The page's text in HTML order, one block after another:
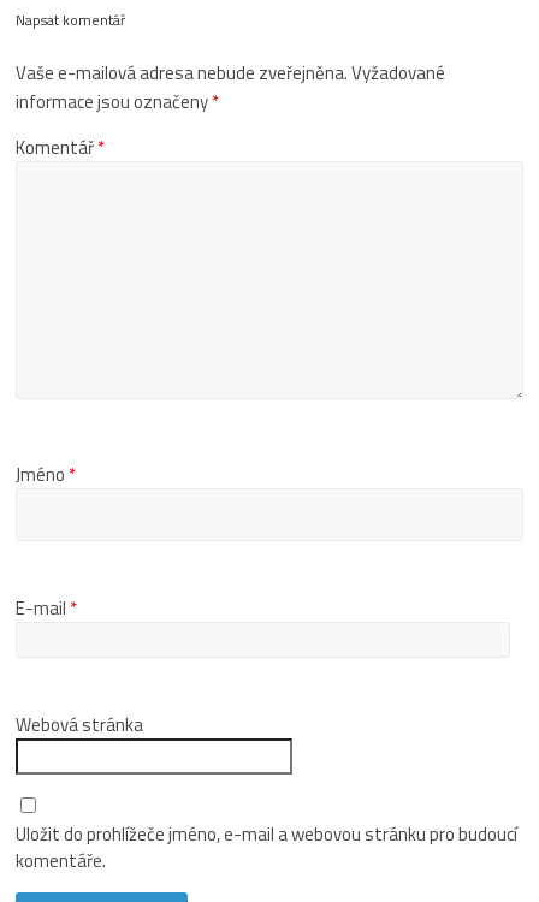
Napsat komentář
Vaše e-mailová adresa nebude zveřejněna.Vyžadované
informace jsou označeny*
Komentář*
Jméno *
E-mail *
Webová stránka
Uložit do prohlížeče jméno, e-mail a webovou stránku pro budoucí
komentáře.